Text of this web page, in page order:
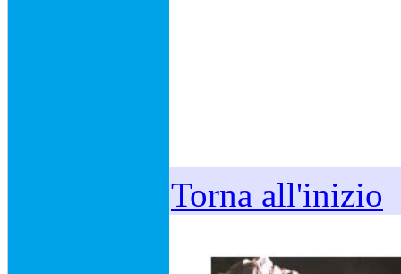
Torna all'inizio